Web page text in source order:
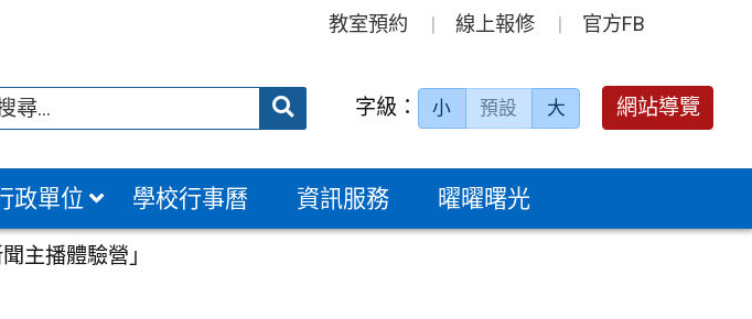
教室預約 線上報修 官方FB
送出 字級： 小 預設 大 網站導覽
政單位 學校行事曆 資訊服務 曜曜曙光
主播體驗營」